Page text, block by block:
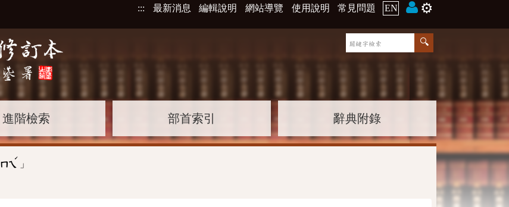
::: 最新消息 編輯說明 網站導覽 使用說明 常見問題 EN ⚙️
進階檢索 部首索引 辭典附錄
ㄇㄟ
ˊ
」